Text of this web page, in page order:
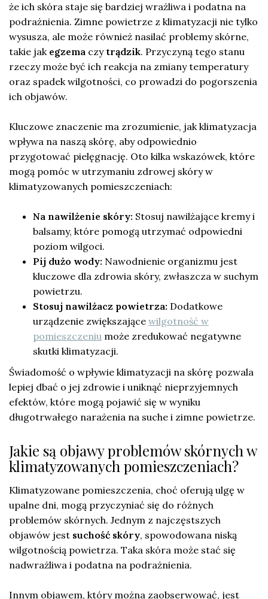
że ich skóra staje się bardziej wrażliwa i podatna na
podrażnienia. Zimne powietrze z klimatyzacji nie tylko
wysusza, ale może również nasilać problemy skórne,
takie jak egzema czy trądzik. Przyczyną tego stanu
rzeczy może być ich reakcja na zmiany temperatury
oraz spadek wilgotności, co prowadzi do pogorszenia
ich objawów.
Kluczowe znaczenie ma zrozumienie, jak klimatyzacja
wpływa na naszą skórę, aby odpowiednio
przygotować pielęgnację. Oto kilka wskazówek, które
mogą pomóc w utrzymaniu zdrowej skóry w
klimatyzowanych pomieszczeniach:
Na nawilżenie skóry: Stosuj nawilżające kremy i
balsamy, które pomogą utrzymać odpowiedni
poziom wilgoci.
Pij dużo wody: Nawodnienie organizmu jest
kluczowe dla zdrowia skóry, zwłaszcza w suchym
powietrzu.
Stosuj nawilżacz powietrza: Dodatkowe
urządzenie zwiększające wilgotność w
pomieszczeniu może zredukować negatywne
skutki klimatyzacji.
Świadomość o wpływie klimatyzacji na skórę pozwala
lepiej dbać o jej zdrowie i uniknąć nieprzyjemnych
efektów, które mogą pojawić się w wyniku
długotrwałego narażenia na suche i zimne powietrze.
Jakie są objawy problemów skórnych w
klimatyzowanych pomieszczeniach?
Klimatyzowane pomieszczenia, choć oferują ulgę w
upalne dni, mogą przyczyniać się do różnych
problemów skórnych. Jednym z najczęstszych
objawów jest suchość skóry, spowodowana niską
wilgotnością powietrza. Taka skóra może stać się
nadwrażliwa i podatna na podrażnienia.
Innym objawem, który można zaobserwować, jest